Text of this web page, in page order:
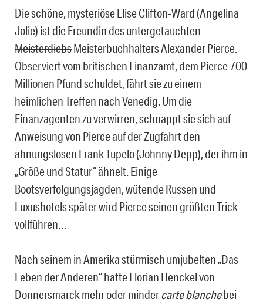
Die schöne, mysteriöse Elise Clifton-Ward (Angelina
Jolie) ist die Freundin des untergetauchten
MeisterdiebsMeisterbuchhalters Alexander Pierce.
Observiert vom britischen Finanzamt, dem Pierce 700
Millionen Pfund schuldet, fährt sie zu einem
heimlichen Treffen nach Venedig. Um die
Finanzagenten zu verwirren, schnappt sie sich auf
Anweisung von Pierce auf der Zugfahrt den
ahnungslosen Frank Tupelo (Johnny Depp), der ihm in
„Größe und Statur“ ähnelt. Einige
Bootsverfolgungsjagden, wütende Russen und
Luxushotels später wird Pierce seinen größten Trick
vollführen…
Nach seinem in Amerika stürmisch umjubelten „Das
Leben der Anderen“ hatte Florian Henckel von
Donnersmarck mehr oder mindercarte blanchebei